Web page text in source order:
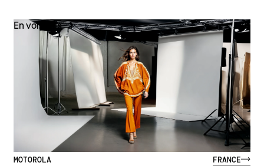
En voir plus
MOTOROLA FRANCE